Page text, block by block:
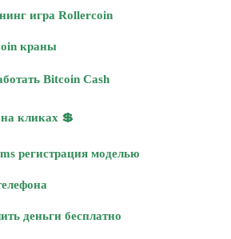
игра Rollercoin
краны
Bitcoin Cash
кликах 💲
регистрация моделью
деньги бесплатно